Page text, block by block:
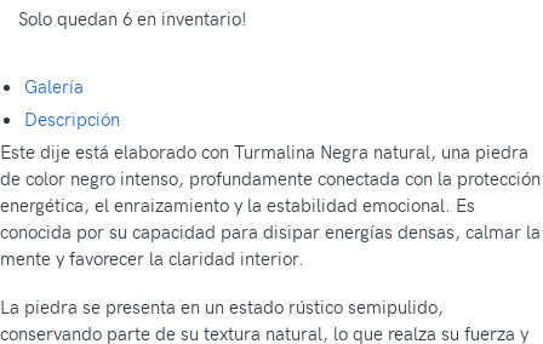
Solo quedan 6 en inventario!
Galería
Descripción
Este dije está elaborado con Turmalina Negra natural, una piedra
de color negro intenso, profundamente conectada con la protección
energética, el enraizamiento y la estabilidad emocional. Es
conocida por su capacidad para disipar energías densas, calmar la
mente y favorecer la claridad interior.
La piedra se presenta en un estado rústico semipulido,
conservando parte de su textura natural, lo que realza su fuerza y